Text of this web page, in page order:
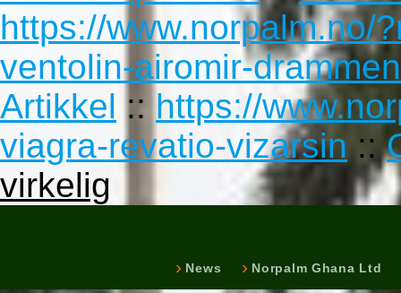
https://www.norpalm.no/
ventolin-airomir-drammen
Artikkel :: https://
viagra-revatio-vizarsin ::
virkelig
News Norpalm Ghana Ltd